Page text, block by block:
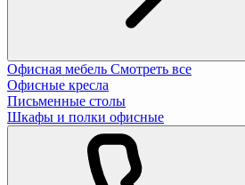
Офисная мебель Смотреть все
Офисные кресла
Письменные столы
Шкафы и полки офисные